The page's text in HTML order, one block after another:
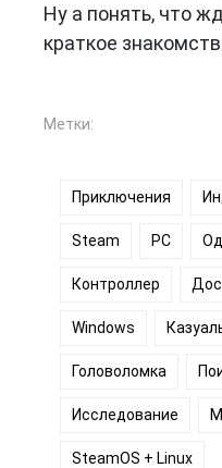
Ну а понять, что
краткое
Метки:
Приключения
Steam PC
Контроллер
Windows
Головоломка
Исследование
SteamOS + Linux